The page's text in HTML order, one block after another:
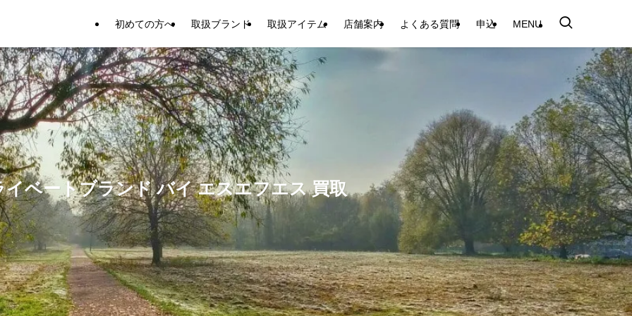
初めての方へ 取扱ブランド 取扱アイテム 店舗案内 よくある質問 申込 MENU
イベートブランド バイ エスエフエス 買取